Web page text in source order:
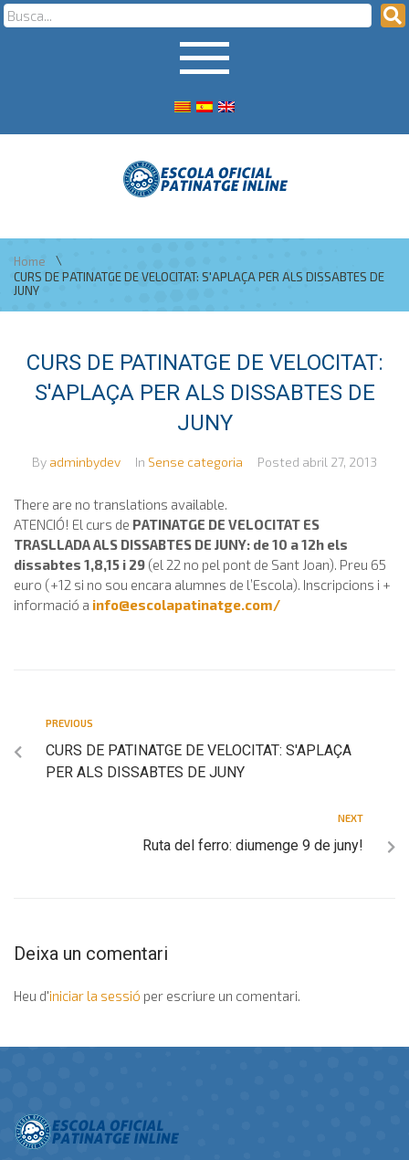
Home
\
CURS DE PATINATGE DE VELOCITAT: S'APLAÇA PER ALS DISSABTES DE
JUNY
CURS DE PATINATGE DE VELOCITAT:
S'APLAÇA PER ALS DISSABTES DE
JUNY
By adminbydev In Sense categoria Posted abril 27, 2013
There are no translations available.
ATENCIÓ! El curs de PATINATGE DE VELOCITAT ES
TRASLLADA ALS DISSABTES DE JUNY: de 10 a 12h els
dissabtes 1,8,15 i 29 (el 22 no pel pont de Sant Joan). Preu 65
euro (+12 si no sou encara alumnes de l’Escola). Inscripcions i +
informació a info@escolapatinatge.com/
PREVIOUS
CURS DE PATINATGE DE VELOCITAT: S'APLAÇA
PER ALS DISSABTES DE JUNY
NEXT
Ruta del ferro: diumenge 9 de juny!
Deixa un comentari
Heu d'iniciar la sessió per escriure un comentari.